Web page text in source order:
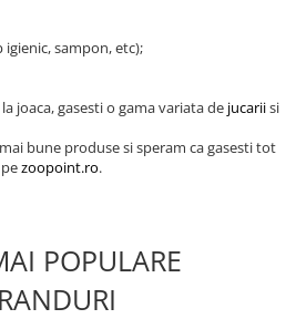
igienic, sampon, etc);
joaca, gasesti o gama variata de jucariisi
bune produse si speram ca gasesti tot
zoopoint.ro.
POPULARE